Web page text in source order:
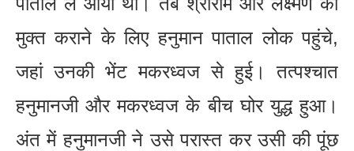
मुक्त कराने के लिए हनुमान पाताल लोक पहुंचे,
जहां उनकी भेंट मकरध्वज से हुई। तत्पश्चात
हनुमानजी और मकरध्वज के बीच घोर युद्ध हुआ।
अंत में हनुमानजी ने उसे परास्त कर उसी की पूंछ